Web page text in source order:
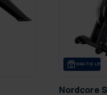
GRA­TIS
Nordcore